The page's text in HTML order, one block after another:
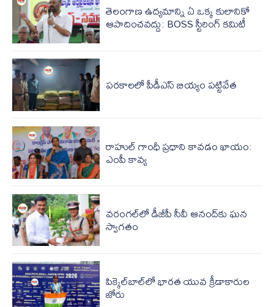
తెలంగాణ ఉద్యమాన్ని ఏ ఒక్క కులానికో
ఆపాదించవద్దు: BOSS స్టీరింగ్ కమిటీ
పరకాలలో పీడీఎస్‌ బియ్యం పట్టివేత
రాహుల్ గాంధీ ప్రధాని కావడం ఖాయం:
ఎంపీ కావ్య
వరంగల్‌లో డీజీపీ సీవీ ఆనంద్‌కు ఘన
స్వాగతం
పిక్కెల్‌బాల్‌లో భారత యువ క్రీడాకారుల
జోరు